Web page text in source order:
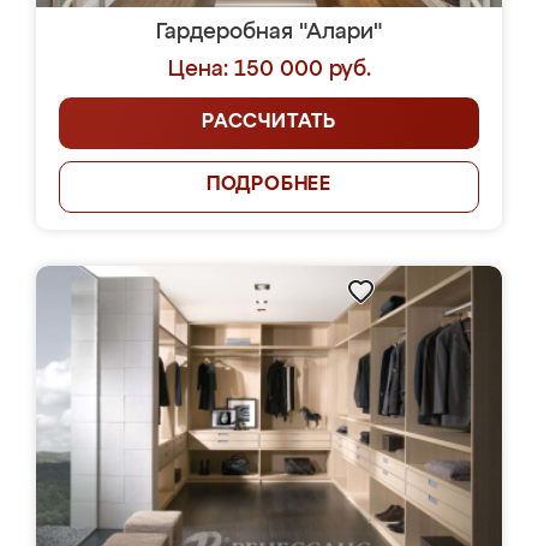
Гардеробная "Алари"
Цена: 150 000 руб.
РАССЧИТАТЬ
ПОДРОБНЕЕ